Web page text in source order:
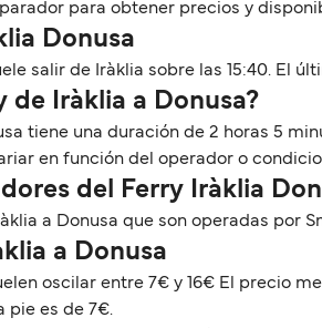
para obtener precios y
Donusa
salir de Iràklia sobre las 15:40. El
de Iràklia a Donusa?
tiene una duración de 2 horas 5
en función del operador o
del Ferry Iràklia
a Donusa que son operadas por
a Donusa
oscilar entre 7€ y 16€ El precio
pie es de 7€.